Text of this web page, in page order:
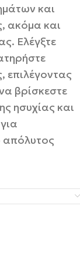
και
ακόμα και
Ελέγξτε
επιλέγοντας
βρίσκεστε
ησυχίας και
απόλυτος